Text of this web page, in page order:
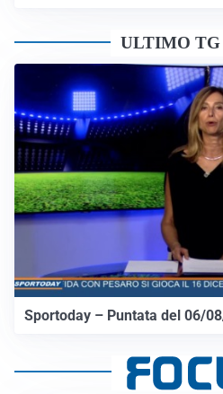
ULTIMO TG
Sportoday – Puntata del 06/